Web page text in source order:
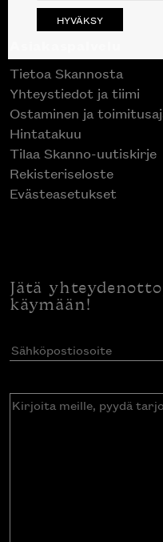
Tietoa Skannosta
Yhteystiedot ja tiimi
Ostaminen ja
Hintatakuu
Tilaa Skanno-uutiskirje
Rekisteriseloste
Evästeasetukset
Jätä
käymään!
Sähköpostiosoite
Kirjoita
HYVÄKSY